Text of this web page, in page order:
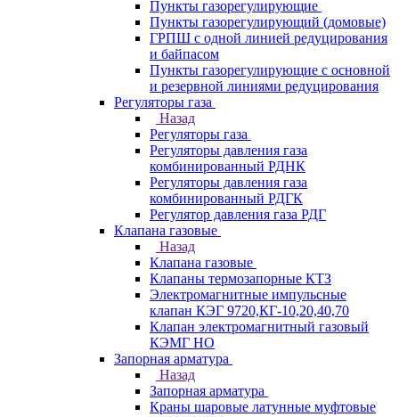
Пункты газорегулирующие
Пункты газорегулирующий (домовые)
ГРПШ с одной линией редуцирования
и байпасом
Пункты газорегулирующие с основной
и резервной линиями редуцирования
Регуляторы газа
Назад
Регуляторы газа
Регуляторы давления газа
комбинированный РДНК
Регуляторы давления газа
комбинированный РДГК
Регулятор давления газа РДГ
Клапана газовые
Назад
Клапана газовые
Клапаны термозапорные КТЗ
Электромагнитные импульсные
клапан КЭГ 9720,КГ-10,20,40,70
Клапан электромагнитный газовый
КЭМГ НО
Запорная арматура
Назад
Запорная арматура
Краны шаровые латунные муфтовые